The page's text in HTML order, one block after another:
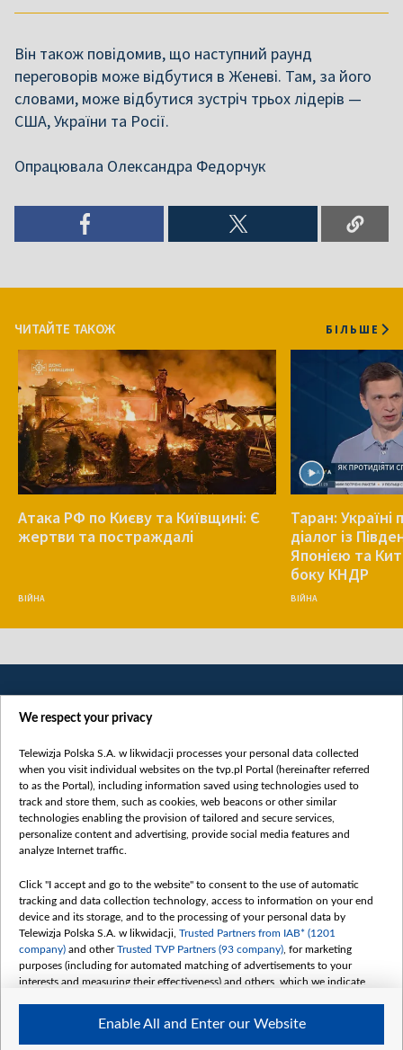
Він також повідомив, що наступний раунд
переговорів може відбутися в Женеві. Там, за його
словами, може відбутися зустріч трьох лідерів —
США, України та Росії.
Опрацювала Олександра Федорчук
ЧИТАЙТЕ ТАКОЖ БІЛЬШЕ
Атака РФ по Києву та Київщині: Є
жертви та постраждалі
ВІЙНА
Таран: Україні
діалог із
Японією та
боку КНДР
ВІЙНА
Категорії
Новини
Докладно
Погляд
Цікаво
Slawa.tv
Про нас
Контакти
Правила використання матеріалів
We respect your privacy
Telewizja Polska S.A. w likwidacji processes your personal data collected
when you visit individual websites on the tvp.pl Portal (hereinafter referred
to as the Portal), including information saved using technologies used to
track and store them, such as cookies, web beacons or other similar
technologies enabling the provision of tailored and secure services,
personalize content and advertising, provide social media features and
analyze Internet traffic.
Click "I accept and go to the website" to consent to the use of automatic
tracking and data collection technology, access to information on your end
device and its storage, and to the processing of your personal data by
Telewizja Polska S.A. w likwidacji, Trusted Partners from IAB* (1201
company) and otherTrusted TVP Partners (93 company) , for marketing
purposes (including for automated matching of advertisements to your
interests and measuring their effectiveness) and others, which we indicate
The purposes of processing your data by TVP S.A. w likwidacji are as
follows:
Enable All and Enter our Website